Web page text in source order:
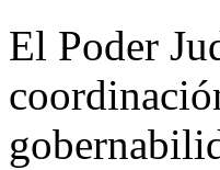
El Poder